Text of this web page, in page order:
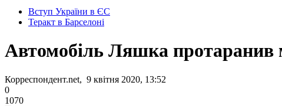
Вступ України в ЄС
Теракт в Барселоні
Автомобіль Ляшка протаранив
Корреспондент.net, 9 квітня 2020, 13:52
0
1070